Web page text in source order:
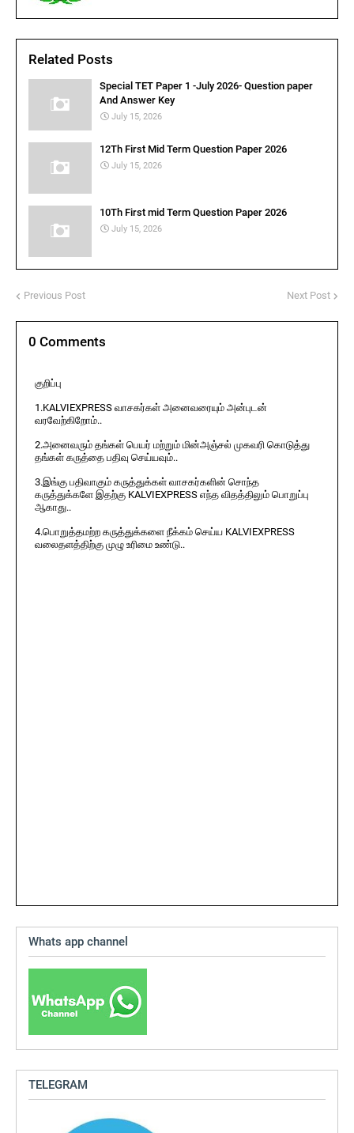
Related Posts
Special TET Paper 1 -July 2026- Question paper
And Answer Key
July 15, 2026
12Th First Mid Term Question Paper 2026
July 15, 2026
10Th First mid Term Question Paper 2026
July 15, 2026
Previous Post Next Post
0 Comments
குறிப்பு
1.KALVIEXPRESS வாசகர்கள் அனைவரையும் அன்புடன்
வரவேற்கிறோம்..
2.அனைவரும் தங்கள் பெயர் மற்றும் மின்அஞ்சல் முகவரி கொடுத்து
தங்கள் கருத்தை பதிவு செய்யவும்..
3.இங்கு பதிவாகும் கருத்துக்கள் வாசகர்களின் சொந்த
கருத்துக்களே இதற்கு KALVIEXPRESS எந்த விதத்திலும் பொறுப்பு
ஆகாது..
4.பொறுத்தமற்ற கருத்துக்களை நீக்கம் செய்ய KALVIEXPRESS
வலைதளத்திற்கு முழு உரிமை உண்டு..
Whats app channel
TELEGRAM